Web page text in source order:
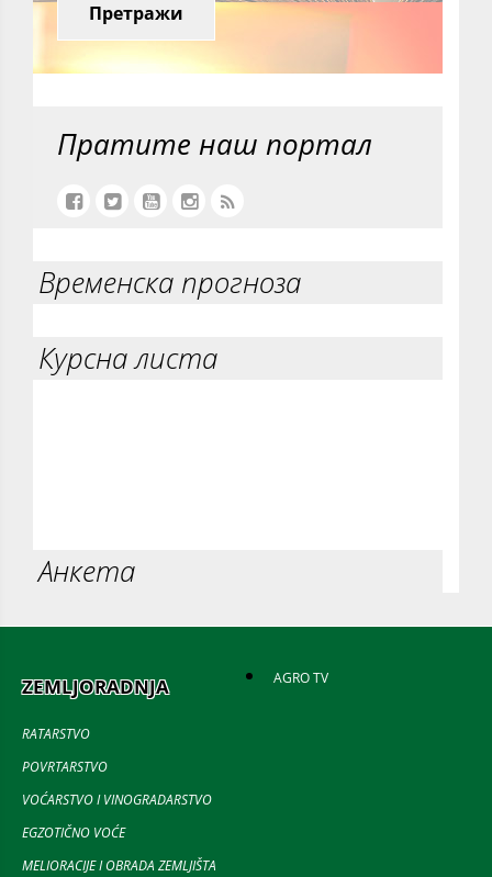
Претражи
Пратите наш портал
Временска прогноза
Курсна листа
Анкета
ZEMLJORADNJA
RATARSTVO
POVRTARSTVO
VOĆARSTVO I VINOGRADARSTVO
EGZOTIČNO VOĆE
MELIORACIJE I OBRADA ZEMLJIŠTA
AGRO TV